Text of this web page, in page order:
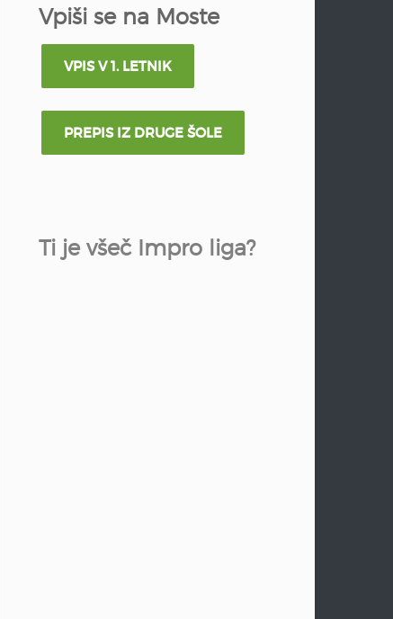
Vpiši se na Moste
VPIS V 1. LETNIK
PREPIS IZ DRUGE ŠOLE
Ti je všeč Impro liga?